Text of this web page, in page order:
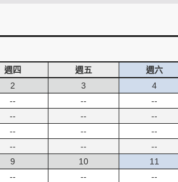
週四 週五 週六
2
--
--
--
--
3
--
--
--
--
4
--
--
--
--
9
--
10
--
11
--